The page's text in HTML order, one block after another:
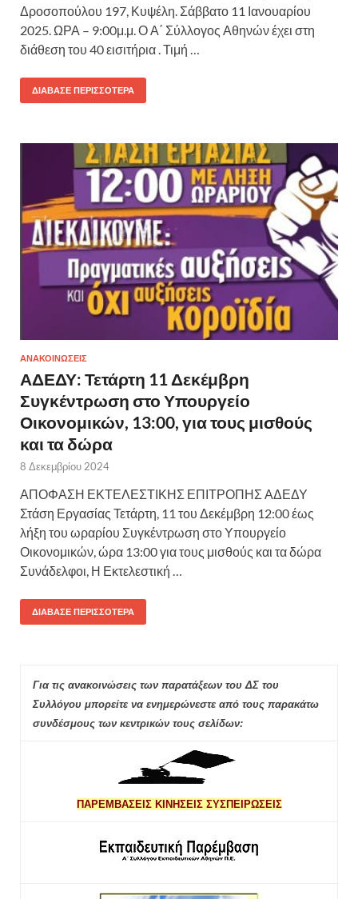
Δροσοπούλου 197, Κυψέλη. Σάββατο 11 Ιανουαρίου
2025. ΩΡΑ – 9:00μ.μ. Ο Α΄ Σύλλογος Αθηνών έχει στη
διάθεση του 40 εισιτήρια . Τιμή …
ΔΙΆΒΑΣΕ ΠΕΡΙΣΣΌΤΕΡΑ
ΑΝΑΚΟΙΝΩΣΕΙΣ
ΑΔΕΔΥ: Τετάρτη 11 Δεκέμβρη
Συγκέντρωση στο Υπουργείο
Οικονομικών, 13:00, για τους μισθούς
και τα δώρα
8 Δεκεμβρίου 2024
ΑΠΟΦΑΣΗ ΕΚΤΕΛΕΣΤΙΚΗΣ ΕΠΙΤΡΟΠΗΣ ΑΔΕΔΥ
Στάση Εργασίας Τετάρτη, 11 του Δεκέμβρη 12:00 έως
λήξη του ωραρίου Συγκέντρωση στο Υπουργείο
Οικονομικών, ώρα 13:00 για τους μισθούς και τα δώρα
Συνάδελφοι, Η Εκτελεστική …
ΔΙΆΒΑΣΕ ΠΕΡΙΣΣΌΤΕΡΑ
Για τις ανακοινώσεις των παρατάξεων του ΔΣ του
Συλλόγου μπορείτε να ενημερώνεστε από τους παρακάτω
συνδέσμους των κεντρικών τους σελίδων:
ΠΑΡΕΜΒΑΣΕΙΣ ΚΙΝΗΣΕΙΣ ΣΥΣΠΕΙΡΩΣΕΙΣ